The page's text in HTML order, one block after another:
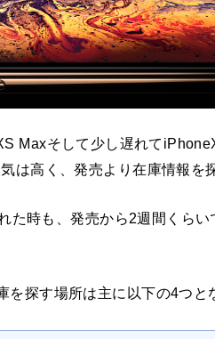
Maxそして少し遅れて
は高く、発売より在庫情報を
た時も、発売から2週間くら
を探す場所は主に以下の4つと